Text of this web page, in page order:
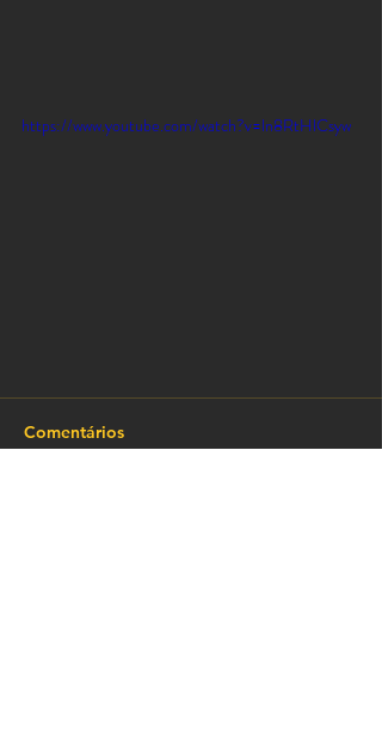
https://www.youtube.com/watch?v=ln8RtHlCsyw
Comentários